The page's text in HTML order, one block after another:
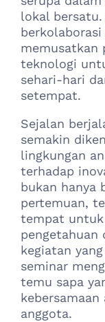
lokal
memusatkan
teknologi
sehari-hari
setempat.
Sejalan
semakin
lingkungan
terhadap
bukan hanya
pertemuan,
tempat untuk
pengetahuan
kegiatan
seminar
temu sapa
anggota.